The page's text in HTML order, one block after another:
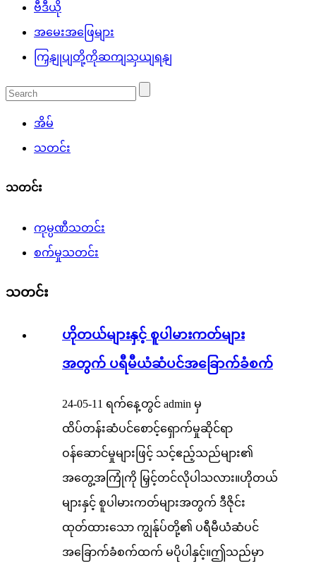
ဗီဒီယို
အမေးအဖြေများ
ကြှနျုပျတို့ကိုဆကျသှယျရနျ
အိမ်
သတင်း
သတင်း
ကုမ္ပဏီသတင်း
စက်မှုသတင်း
သတင်း
ဟိုတယ်များနှင့် စူပါမားကတ်များ
အတွက် ပရီမီယံဆံပင်အခြောက်ခံစက်
24-05-11 ရက်နေ့တွင် admin မှ
ထိပ်တန်းဆံပင်စောင့်ရှောက်မှုဆိုင်ရာ
ဝန်ဆောင်မှုများဖြင့် သင့်ဧည့်သည်များ၏
အတွေ့အကြုံကို မြှင့်တင်လိုပါသလား။ဟိုတယ်
များနှင့် စူပါမားကတ်များအတွက် ဒီဇိုင်း
ထုတ်ထားသော ကျွန်ုပ်တို့၏ ပရီမီယံဆံပင်
အခြောက်ခံစက်ထက် မပိုပါနှင့်။ဤသည်မှာ